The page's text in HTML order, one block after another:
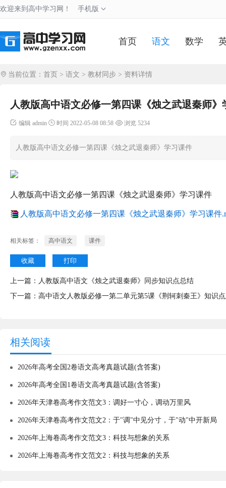
欢迎来到高中学习网！ 手机版
首页 语文 数学
当前位置： 首页 > 语文 > 教材同步 > 资料详情
人教版高中语文必修一第四课《烛之武退秦师》
编辑 admin 时间 2022-05-08 08:58 浏览 5234
人教版高中语文必修一第四课《烛之武退秦师》学习课件
人教版高中语文必修一第四课《烛之武退秦师》学习课件
人教版高中语文必修一第四课《烛之武退秦师》学习课件
相关标签： 高中语文 课件
收藏 打印
上一篇： 人教版高中语文《烛之武退秦师》同步知识点总结
下一篇： 高中语文人教版必修一第二单元第5课《荆轲刺秦王》知识
相关阅读
2026年高考全国2卷语文高考真题试题(含答案)
2026年高考全国1卷语文高考真题试题(含答案)
2026年天津卷高考作文范文3：调好一寸心，调动万里风
2026年天津卷高考作文范文2：于"调"中见分寸，于"动"中开新局
2026年上海卷高考作文范文3：科技与想象的关系
2026年上海卷高考作文范文2：科技与想象的关系